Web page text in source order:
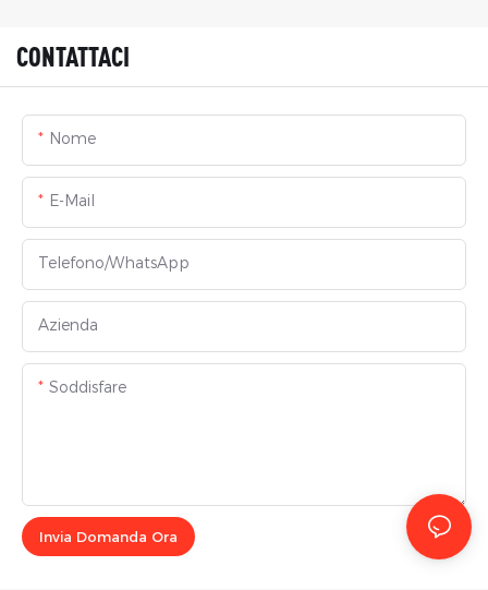
CONTATTACI
Nome
E-Mail
Telefono/WhatsApp
Azienda
Soddisfare
Invia Domanda Ora